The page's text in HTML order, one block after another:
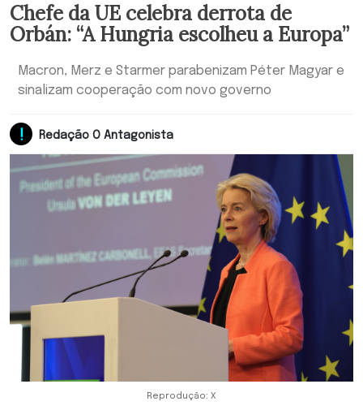
Chefe da UE celebra derrota de
Orbán: “A Hungria escolheu a Europa”
Macron, Merz e Starmer parabenizam Péter Magyar e
sinalizam cooperação com novo governo
Redação O Antagonista
Reprodução: X